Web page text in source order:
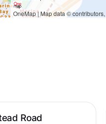
OneMap | Map data © contributors,
Road